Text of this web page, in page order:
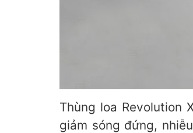
Thùng loa Revolution
giảm sóng đứng,